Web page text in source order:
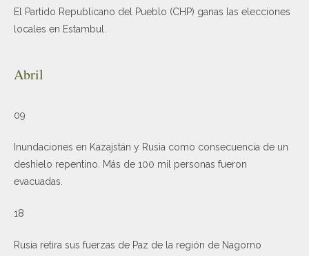
El Partido Republicano del Pueblo (CHP) ganas las elecciones
locales en Estambul.
Abril
09
Inundaciones en Kazajstán y Rusia como consecuencia de un
deshielo repentino. Más de 100 mil personas fueron
evacuadas.
18
Rusia retira sus fuerzas de Paz de la región de Nagorno